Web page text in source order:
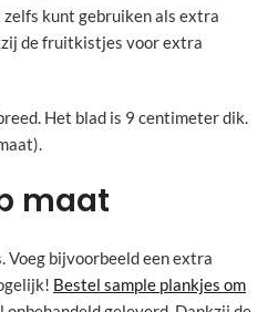
kunt gebruiken als extra
de fruitkistjes voor extra
Het blad is 9 centimeter dik.
maat
Voeg bijvoorbeeld een extra
Bestel sample plankjes om